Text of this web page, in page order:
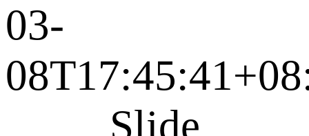
03-
Slide